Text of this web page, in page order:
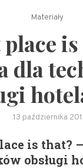
Materiały
dla
13 października
is that?
obsługi